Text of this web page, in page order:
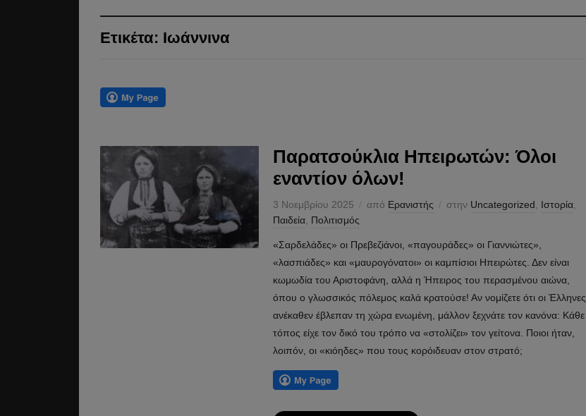
Ετικέτα: Ιωάννινα
Παρατσούκλια Ηπειρωτών: Όλοι
εναντίον όλων!
3 Νοεμβρίου 2025 από Ερανιστής στην Uncategorized Ιστορία
Παιδεία Πολιτισμός
«Σαρδελάδες» οι Πρεβεζiάνοι, «παγουράδες» οι Γιαννιώτες»,
«λασπιάδες» και «μαυρογόνατοι» οι καμπίσιοι Ηπειρώτες. Δεν είναι
κωμωδία του Αριστοφάνη, αλλά η Ήπειρος του περασμένου αιώνα,
όπου ο γλωσσικός πόλεμος καλά κρατούσε! Αν νομίζετε ότι οι Έλληνες
ανέκαθεν έβλεπαν τη χώρα ενωμένη, μάλλον ξεχνάτε τον κανόνα: Κάθε
τόπος είχε τον δικό του τρόπο να «στολίζει» τον γείτονα. Ποιοι ήταν,
λοιπόν, οι «κιόηδες» που τους κορόιδευαν στον στρατό;